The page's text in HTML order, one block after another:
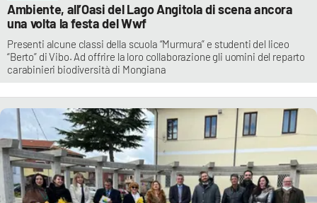
Ambiente, all’Oasi del Lago Angitola di scena ancora
una volta la festa del Wwf
Presenti alcune classi della scuola “Murmura” e studenti del liceo
“Berto” di Vibo. Ad offrire la loro collaborazione gli uomini del reparto
carabinieri biodiversità di Mongiana